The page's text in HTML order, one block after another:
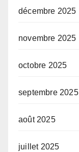
décembre 2025
novembre 2025
octobre 2025
septembre 2025
août 2025
juillet 2025